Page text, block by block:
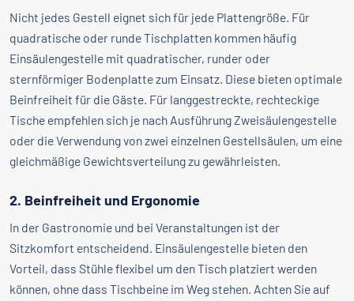
Nicht jedes Gestell eignet sich für jede Plattengröße. Für
quadratische oder runde Tischplatten kommen häufig
Einsäulengestelle mit quadratischer, runder oder
sternförmiger Bodenplatte zum Einsatz. Diese bieten optimale
Beinfreiheit für die Gäste. Für langgestreckte, rechteckige
Tische empfehlen sich je nach Ausführung Zweisäulengestelle
oder die Verwendung von zwei einzelnen Gestellsäulen, um eine
gleichmäßige Gewichtsverteilung zu gewährleisten.
2. Beinfreiheit und Ergonomie
In der Gastronomie und bei Veranstaltungen ist der
Sitzkomfort entscheidend. Einsäulengestelle bieten den
Vorteil, dass Stühle flexibel um den Tisch platziert werden
können, ohne dass Tischbeine im Weg stehen. Achten Sie auf